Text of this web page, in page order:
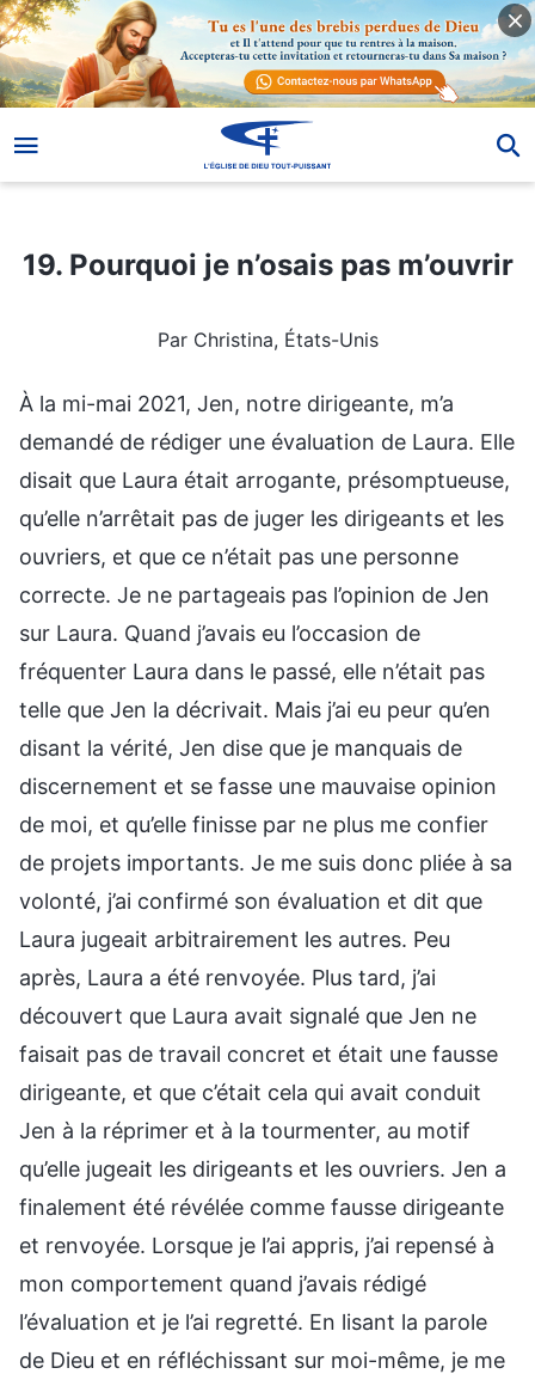
19. Pourquoi je n’osais pas m’ouvrir
19. Pourquoi je n’osais pas m’ouvrir
Par Christina, États-Unis
À la mi-mai 2021, Jen, notre dirigeante, m’a
demandé de rédiger une évaluation de Laura. Elle
disait que Laura était arrogante, présomptueuse,
qu’elle n’arrêtait pas de juger les dirigeants et les
ouvriers, et que ce n’était pas une personne
correcte. Je ne partageais pas l’opinion de Jen
sur Laura. Quand j’avais eu l’occasion de
fréquenter Laura dans le passé, elle n’était pas
telle que Jen la décrivait. Mais j’ai eu peur qu’en
disant la vérité, Jen dise que je manquais de
discernement et se fasse une mauvaise opinion
de moi, et qu’elle finisse par ne plus me confier
de projets importants. Je me suis donc pliée à sa
volonté, j’ai confirmé son évaluation et dit que
Laura jugeait arbitrairement les autres. Peu
après, Laura a été renvoyée. Plus tard, j’ai
découvert que Laura avait signalé que Jen ne
faisait pas de travail concret et était une fausse
dirigeante, et que c’était cela qui avait conduit
Jen à la réprimer et à la tourmenter, au motif
qu’elle jugeait les dirigeants et les ouvriers. Jen a
finalement été révélée comme fausse dirigeante
et renvoyée. Lorsque je l’ai appris, j’ai repensé à
mon comportement quand j’avais rédigé
l’évaluation et je l’ai regretté. En lisant la parole
de Dieu et en réfléchissant sur moi-même, je me